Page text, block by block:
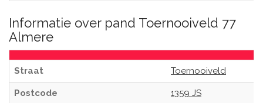
Informatie over pand Toernooiveld 77
Almere
Straat Toernooiveld
Postcode 1359 JS